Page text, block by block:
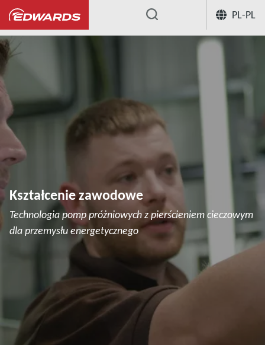
PL-PL
...
Kształcenie zawodowe
Technologia pomp próżniowych z pierścieniem cieczowym
dla przemysłu energetycznego